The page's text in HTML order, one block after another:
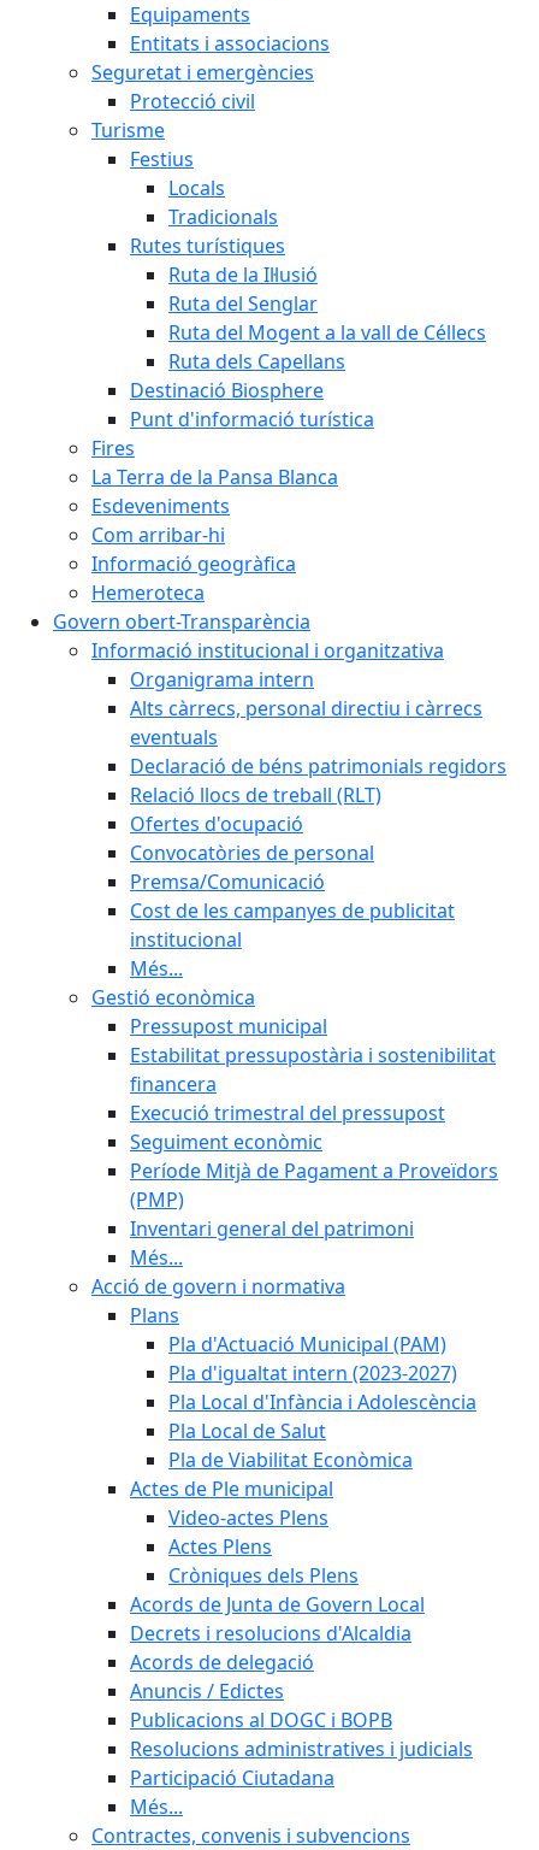
Equipaments
Entitats i associacions
Seguretat i emergències
Protecció civil
Turisme
Festius
Locals
Tradicionals
Rutes turístiques
Ruta de la Il·lusió
Ruta del Senglar
Ruta del Mogent a la vall de Céllecs
Ruta dels Capellans
Destinació Biosphere
Punt d'informació turística
Fires
La Terra de la Pansa Blanca
Esdeveniments
Com arribar-hi
Informació geogràfica
Hemeroteca
Govern obert-Transparència
Informació institucional i organitzativa
Organigrama intern
Alts càrrecs, personal directiu i càrrecs
eventuals
Declaració de béns patrimonials regidors
Relació llocs de treball (RLT)
Ofertes d'ocupació
Convocatòries de personal
Premsa/Comunicació
Cost de les campanyes de publicitat
institucional
Més...
Gestió econòmica
Pressupost municipal
Estabilitat pressupostària i sostenibilitat
financera
Execució trimestral del pressupost
Seguiment econòmic
Període Mitjà de Pagament a Proveïdors
(PMP)
Inventari general del patrimoni
Més...
Acció de govern i normativa
Plans
Pla d'Actuació Municipal (PAM)
Pla d'igualtat intern (2023-2027)
Pla Local d'Infància i Adolescència
Pla Local de Salut
Pla de Viabilitat Econòmica
Actes de Ple municipal
Video-actes Plens
Actes Plens
Cròniques dels Plens
Acords de Junta de Govern Local
Decrets i resolucions d'Alcaldia
Acords de delegació
Anuncis / Edictes
Publicacions al DOGC i BOPB
Resolucions administratives i judicials
Participació Ciutadana
Més...
Contractes, convenis i subvencions